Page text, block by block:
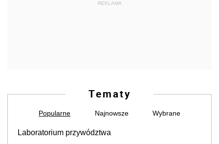
REKLAMA
Tematy
Popularne Najnowsze Wybrane
Laboratorium przywództwa